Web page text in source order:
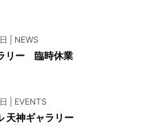
計会社様向けお問い合わせ
りに関して
| NEWS
リー 臨時休業
| EVENTS
天神ギャラリー